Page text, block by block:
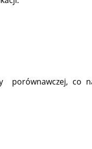
porównawczej, co